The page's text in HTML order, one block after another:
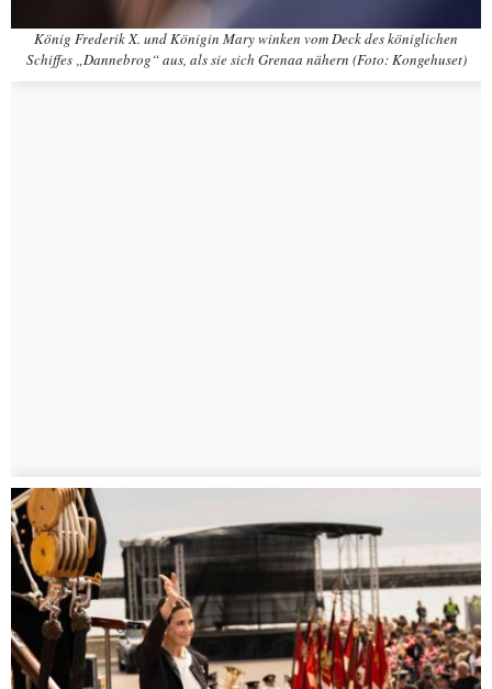
König Frederik X. und Königin Mary winken vom Deck des königlichen
Schiffes „Dannebrog“ aus, als sie sich Grenaa nähern (Foto: Kongehuset)